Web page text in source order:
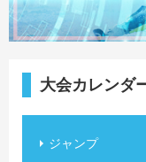
大会カレンダ
ジャンプ